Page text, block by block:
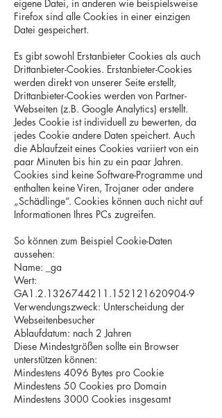
eigene Datei, in anderen wie beispielsweise
Firefox sind alle Cookies in einer einzigen
Datei gespeichert.
Es gibt sowohl Erstanbieter Cookies als auch
Drittanbieter-Cookies. Erstanbieter-Cookies
werden direkt von unserer Seite erstellt,
Drittanbieter-Cookies werden von Partner-
Webseiten (z.B. Google Analytics) erstellt.
Jedes Cookie ist individuell zu bewerten, da
jedes Cookie andere Daten speichert. Auch
die Ablaufzeit eines Cookies variiert von ein
paar Minuten bis hin zu ein paar Jahren.
Cookies sind keine Software-Programme und
enthalten keine Viren, Trojaner oder andere
„Schädlinge“. Cookies können auch nicht auf
Informationen Ihres PCs zugreifen.
So können zum Beispiel Cookie-Daten
aussehen:
Name: _ga
Wert:
GA1.2.1326744211.152121620904-9
Verwendungszweck: Unterscheidung der
Webseitenbesucher
Ablaufdatum: nach 2 Jahren
Diese Mindestgrößen sollte ein Browser
unterstützen können:
Mindestens 4096 Bytes pro Cookie
Mindestens 50 Cookies pro Domain
Mindestens 3000 Cookies insgesamt